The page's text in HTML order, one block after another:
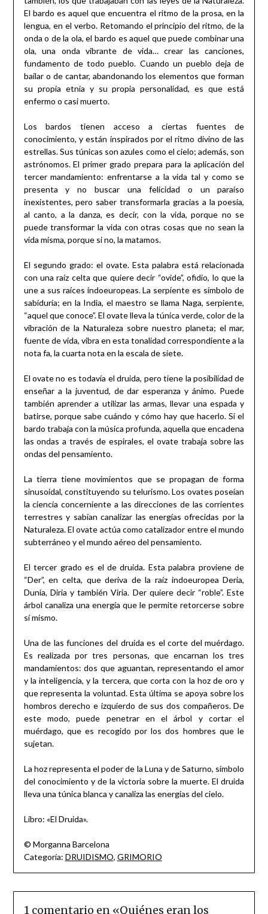
El bardo es aquel que encuentra el ritmo de la prosa, en la
lengua, en el verbo. Retomando el principio del ritmo, de la
onda o de la ola, el bardo es aquel que puede combinar una
ola, una onda vibrante de vida… crear las canciones,
fundamento de todo pueblo. Cuando un pueblo deja de
bailar o de cantar, abandonando los elementos que forman
su propia etnia y su propia personalidad, es que está
enfermo o casi muerto.
Los bardos tienen acceso a ciertas fuentes de
conocimiento, y están inspirados por el ritmo divino de las
estrellas. Sus túnicas son azules como el cielo; además, son
astrónomos. El primer grado prepara para la aplicación del
tercer mandamiento: enfrentarse a la vida tal y como se
presenta y no buscar una felicidad o un paraíso
inexistentes, pero saber transformarla gracias a la poesía,
al canto, a la danza, es decir, con la vida, porque no se
puede transformar la vida con otras cosas que no sean la
vida misma, porque si no, la matamos.
El segundo grado: el ovate. Esta palabra está relacionada
con una raíz celta que quiere decir “ovide”, ofidio, lo que la
une a sus raíces indoeuropeas. La serpiente es símbolo de
sabiduría; en la India, el maestro se llama Naga, serpiente,
“aquel que conoce”. El ovate lleva la túnica verde, color de la
vibración de la Naturaleza sobre nuestro planeta; el mar,
fuente de vida, vibra en esta tonalidad correspondiente a la
nota fa, la cuarta nota en la escala de siete.
El ovate no es todavía el druida, pero tiene la posibilidad de
enseñar a la juventud, de dar esperanza y ánimo. Puede
también aprender a utilizar las armas, llevar una espada y
batirse, porque sabe cuándo y cómo hay que hacerlo. Si el
bardo trabaja con la música profunda, aquella que encadena
las ondas a través de espirales, el ovate trabaja sobre las
ondas del pensamiento.
La tierra tiene movimientos que se propagan de forma
sinusoidal, constituyendo su telurismo. Los ovates poseían
la ciencia concerniente a las direcciones de las corrientes
terrestres y sabían canalizar las energías ofrecidas por la
Naturaleza. El ovate actúa como catalizador entre el mundo
subterráneo y el mundo aéreo del pensamiento.
El tercer grado es el de druida. Esta palabra proviene de
“Der”, en celta, que deriva de la raíz indoeuropea Deria,
Dunia, Diria y también Viria. Der quiere decir “roble”. Este
árbol canaliza una energía que le permite retorcerse sobre
sí mismo.
Una de las funciones del druida es el corte del muérdago.
Es realizada por tres personas, que encarnan los tres
mandamientos: dos que aguantan, representando el amor
y la inteligencia, y la tercera, que corta con la hoz de oro y
que representa la voluntad. Esta última se apoya sobre los
hombros derecho e izquierdo de sus dos compañeros. De
este modo, puede penetrar en el árbol y cortar el
muérdago, que es recogido por los dos hombres que le
sujetan.
La hoz representa el poder de la Luna y de Saturno, símbolo
del conocimiento y de la victoria sobre la muerte. El druida
lleva una túnica blanca y canaliza las energías del cielo.
Libro: «El Druida».
© Morganna Barcelona
Categoría: DRUIDISMO, GRIMORIO
1 comentario en «Quiénes eran los